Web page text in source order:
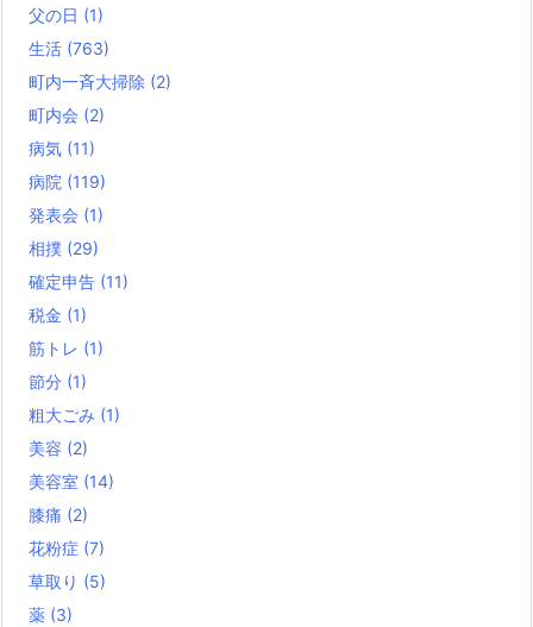
父の日 (1)
生活 (763)
町内一斉大掃除 (2)
町内会 (2)
病気 (11)
病院 (119)
発表会 (1)
相撲 (29)
確定申告 (11)
税金 (1)
筋トレ (1)
節分 (1)
粗大ごみ (1)
美容 (2)
美容室 (14)
膝痛 (2)
花粉症 (7)
草取り (5)
薬 (3)